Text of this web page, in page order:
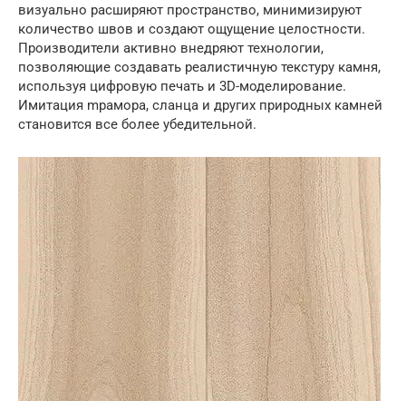
визуально расширяют пространство, минимизируют
количество швов и создают ощущение целостности.
Производители активно внедряют технологии,
позволяющие создавать реалистичную текстуру камня,
используя цифровую печать и 3D-моделирование.
Имитация mрамора, сланца и других природных камней
становится все более убедительной.